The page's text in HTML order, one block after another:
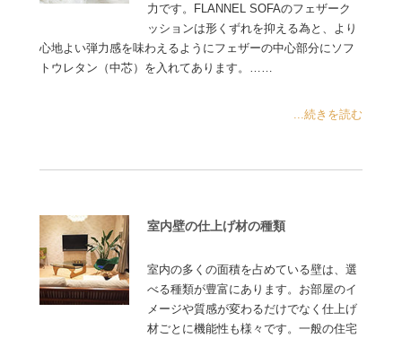
力です。FLANNEL SOFAのフェザーク
ッションは形くずれを抑える為と、より
心地よい弾力感を味わえるようにフェザーの中心部分にソフ
トウレタン（中芯）を入れてあります。……
...続きを読む
室内壁の仕上げ材の種類
室内の多くの面積を占めている壁は、選
べる種類が豊富にあります。お部屋のイ
メージや質感が変わるだけでなく仕上げ
材ごとに機能性も様々です。一般の住宅